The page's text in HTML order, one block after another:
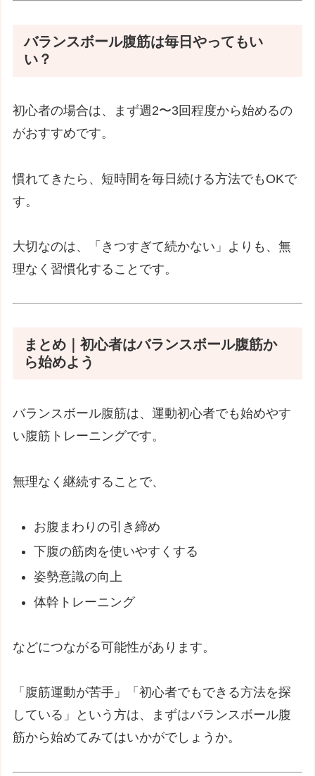
バランスボール腹筋は毎日やってもい
い？
初心者の場合は、まず週2〜3回程度から始めるの
がおすすめです。
慣れてきたら、短時間を毎日続ける方法でもOKで
す。
大切なのは、「きつすぎて続かない」よりも、無
理なく習慣化することです。
まとめ｜初心者はバランスボール腹筋か
ら始めよう
バランスボール腹筋は、運動初心者でも始めやす
い腹筋トレーニングです。
無理なく継続することで、
お腹まわりの引き締め
下腹の筋肉を使いやすくする
姿勢意識の向上
体幹トレーニング
などにつながる可能性があります。
「腹筋運動が苦手」「初心者でもできる方法を探
している」という方は、まずはバランスボール腹
筋から始めてみてはいかがでしょうか。